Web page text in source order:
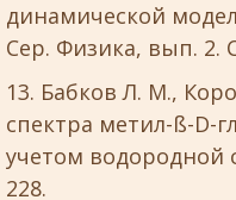
динамической
Сер. Физика, вып. 2.
Бабков Л. М.,
спектра метил-ß-D-
учетом водородной
228.